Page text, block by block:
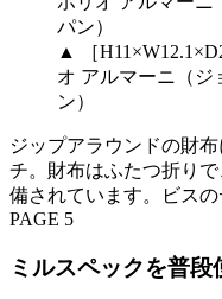
▲ ［
オ アルマーニ（ジ
ン）
ジップアラウンドの財
チ。財布はふたつ折り
備されています。ビスの
PAGE 5
ミルスペックを普段